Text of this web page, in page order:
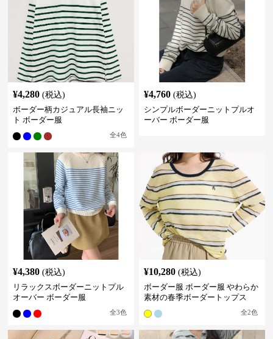
¥4,280 (税込)
ボーダー柄カジュアル長袖ニッ
ト ボーダー服
全4色
¥4,760 (税込)
シンプルボーダーニットプルオ
ーバー ボーダー服
¥4,380 (税込)
リラックスボーダーニットプル
オーバー ボーダー服
全3色
¥10,280 (税込)
ボーダー服 ボーダー服 やわらか
素材の春季ボーダートップス
全2色